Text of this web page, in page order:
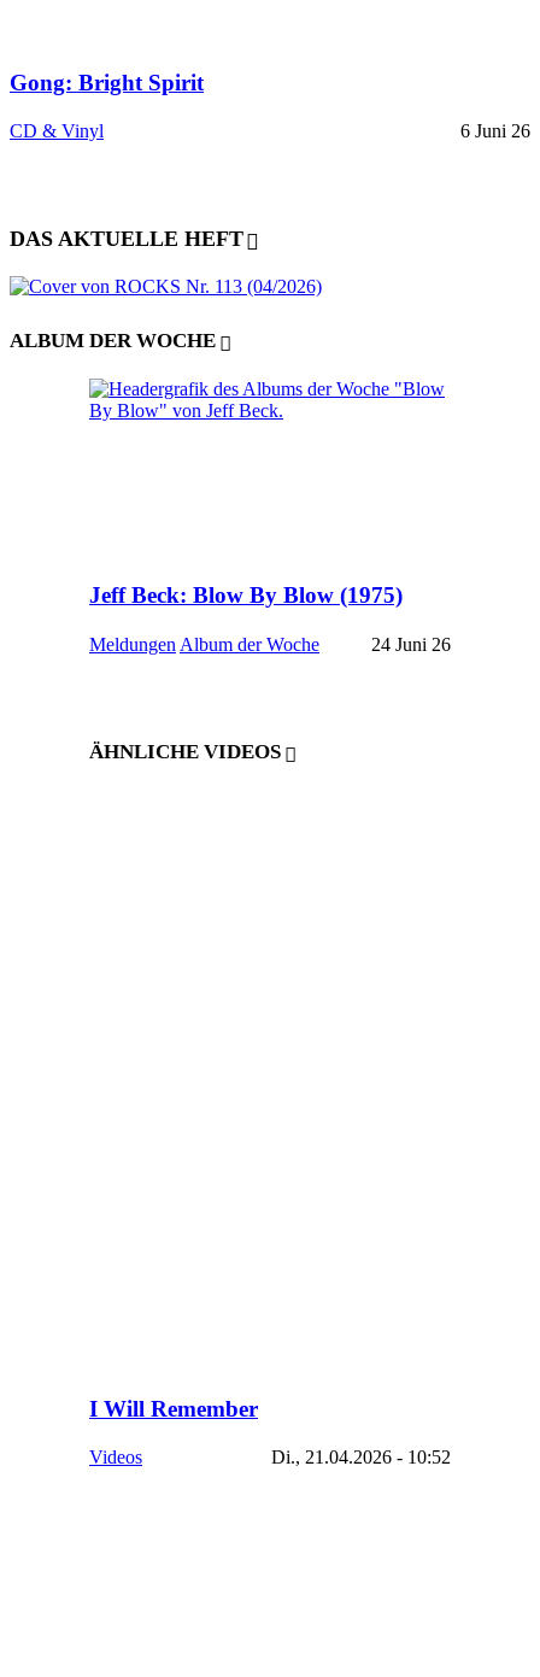
Gong: Bright Spirit
CD & Vinyl 6 Juni 26
DAS AKTUELLE HEFT
ALBUM DER WOCHE
Jeff Beck: Blow By Blow (1975)
Meldungen Album der Woche 24 Juni 26
ÄHNLICHE VIDEOS
I Will Remember
Videos Di., 21.04.2026 - 10:52